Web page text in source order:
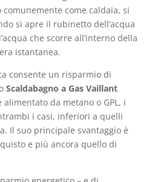
comunemente come caldaia, si
si apre il rubinetto dell’acqua
che scorre all’interno della
istantanea.
consente un risparmio di
Scaldabagno a Gas Vaillant
da metano o GPL, i
i casi, inferiori a quelli
Il suo principale svantaggio è
e più ancora quello di